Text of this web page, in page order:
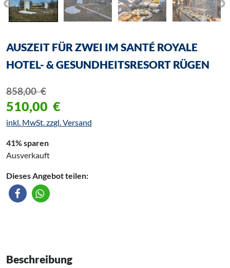
AUSZEIT FÜR ZWEI IM SANTÉ ROYALE
HOTEL- & GESUNDHEITSRESORT RÜGEN
858,00€
510,00 €
inkl. MwSt. zzgl. Versand
41% sparen
Ausverkauft
Dieses Angebot teilen:
Beschreibung